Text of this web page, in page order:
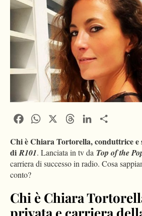
FacebookWhatsApp ThreadsLinkedIn
Chi è Chiara Tortorella, conduttrice e
diR101. Lanciata in tv da Top of the
carriera di successo in radio. Cosa
conto?
Chi è Chiara